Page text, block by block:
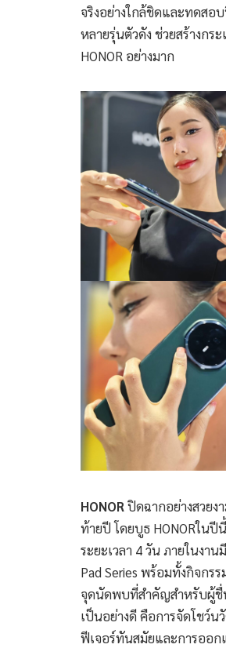
จริงอย่างใกล้ชิดและทดสอ
หลายรุ่นตัวดัง ช่วยสร้างก
HONOR อย่างมาก
HONORปิดฉากอย่างสวยง
ท้ายปี โดยบูธ HONORใน
ระยะเวลา 4 วัน ภายในงา
Pad Series พร้อมทั้งกิจกร
จุดนัดพบที่สำคัญสำหรับผู้ชื่
เป็นอย่างดี คือการจัดโชว์น
ฟีเจอร์ทันสมัยและการออก